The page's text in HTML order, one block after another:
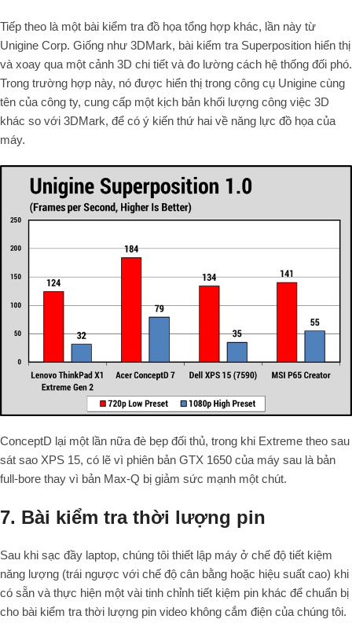
Tiếp theo là một bài kiểm tra đồ họa tổng hợp khác, lần này từ
Unigine Corp. Giống như 3DMark, bài kiểm tra Superposition hiển thị
và xoay qua một cảnh 3D chi tiết và đo lường cách hệ thống đối phó.
Trong trường hợp này, nó được hiển thị trong công cụ Unigine cùng
tên của công ty, cung cấp một kịch bản khối lượng công việc 3D
khác so với 3DMark, để có ý kiến thứ hai về năng lực đồ họa của
máy.
ConceptD lại một lần nữa đè bẹp đối thủ, trong khi Extreme theo sau
sát sao XPS 15, có lẽ vì phiên bản GTX 1650 của máy sau là bản
full-bore thay vì bản Max-Q bị giảm sức mạnh một chút.
7. Bài kiểm tra thời lượng pin
Sau khi sạc đầy laptop, chúng tôi thiết lập máy ở chế độ tiết kiệm
năng lượng (trái ngược với chế độ cân bằng hoặc hiệu suất cao) khi
có sẵn và thực hiện một vài tinh chỉnh tiết kiệm pin khác để chuẩn bị
cho bài kiểm tra thời lượng pin video không cắm điện của chúng tôi.